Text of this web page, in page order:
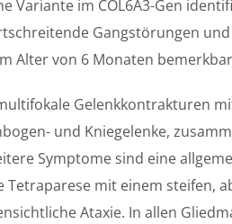
Variante im COL6A3-Gen
Gangstörungen
Alter von 6 Monaten
Gelenkkontrakturen
und Kniegelenke,
Symptome sind eine
mit einem steifen,
Ataxie. In allen